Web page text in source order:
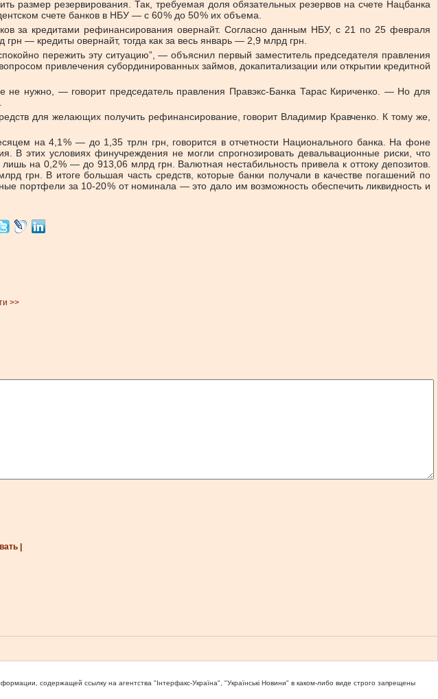
размер резервирования. Так, требуемая доля обязательных резервов на счете Нацбанка
счете банков в НБУ — с 60 % до 50 % их объема.
за кредитами рефинансирования овернайт. Согласно данным НБУ, с 21 по 25 февраля
— кредиты овернайт, тогда как за весь январь — 2,9 млрд грн.
пережить эту ситуацию”, — объяснил первый заместитель председателя правления
привлечения субординированных займов, докапитализации или открытии кредитной
не нужно, — говорит председатель правления Правэкс-Банка Тарас Кириченко. — Но для
для желающих получить рефинансирование, говорит Владимир Кравченко. К тому же,
на 4,1 % — до 1,35 трлн грн, говорится в отчетности Национального банка. На фоне
В этих условиях финучреждения не могли спрогнозировать девальвационные риски, что
на 0,2 % — до 913,06 млрд грн. Валютная нестабильность привела к оттоку депозитов.
грн. В итоге большая часть средств, которые банки получали в качестве погашений по
портфели за 10‑20 % от номинала — это дало им возможность обеспечить ликвидность и
>>
|
содержащей ссылку на агентства "Iнтерфакс-Україна", "Українськi Новини" в каком-либо виде строго запрещены